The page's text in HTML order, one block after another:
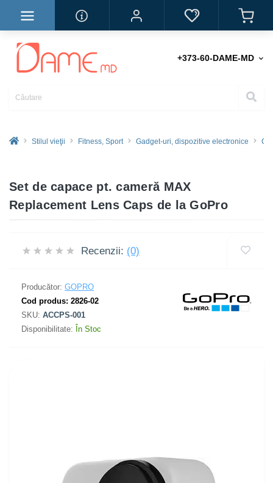
+373-60-DAME-MD
Stilul vieţii Fitness, Sport Gadget-uri, dispozitive electronice
Set de capace pt. cameră MAX
Replacement Lens Caps de la GoPro
Recenzii: (0)
Producător: GOPRO
Cod produs: 2826-02
SKU: ACCPS-001
Disponibilitate: În Stoc